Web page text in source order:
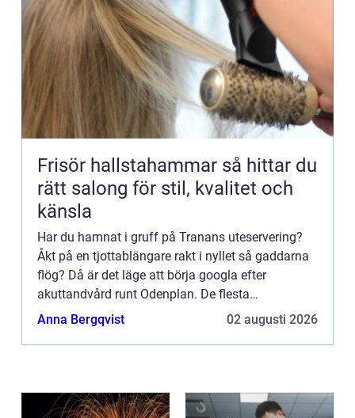
Frisör hallstahammar så hittar du
rätt salong för stil, kvalitet och
känsla
Har du hamnat i gruff på Tranans uteservering?
Åkt på en tjottablängare rakt i nyllet så gaddarna
flög? Då är det läge att börja googla efter
akuttandvård runt Odenplan. De flesta
tandl&aum...
Anna Bergqvist 02 augusti 2026